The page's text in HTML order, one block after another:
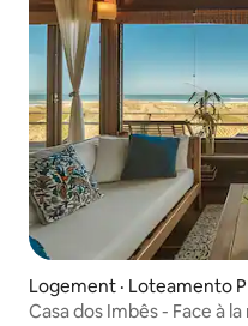
Logement · Loteamento
Casa dos Imbês - Face à